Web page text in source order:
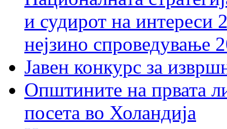
и судирот на интереси
нејзино спроведување
Јавен конкурс за
Општините на првата
посета во Холандија